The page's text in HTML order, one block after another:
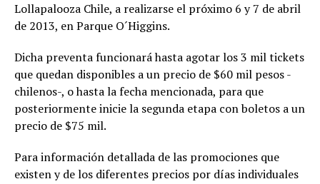
Lollapalooza Chile, a realizarse el próximo 6 y 7 de abril
de 2013, en Parque O´Higgins.
Dicha preventa funcionará hasta agotar los 3 mil tickets
que quedan disponibles a un precio de $60 mil pesos -
chilenos-, o hasta la fecha mencionada, para que
posteriormente inicie la segunda etapa con boletos a un
precio de $75 mil.
Para información detallada de las promociones que
existen y de los diferentes precios por días individuales